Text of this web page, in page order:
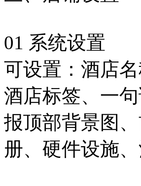
01 系统设置
可设置：酒店
酒店标签、一
报顶部背景图
册、硬件设施